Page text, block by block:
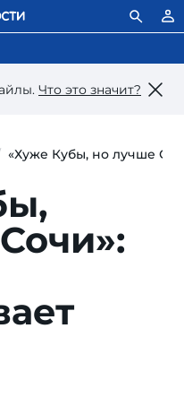
Что это значит?
«Хуже Кубы, но лучше